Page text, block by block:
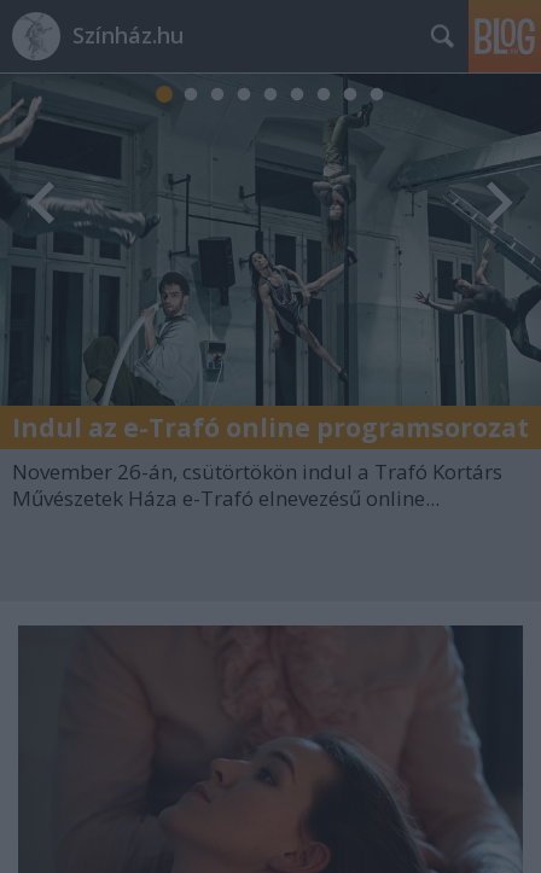
Színház.hu
Indul az e-Trafó online programsorozat
November 26-án, csütörtökön indul a Trafó Kortárs
Művészetek Háza e-Trafó elnevezésű online...